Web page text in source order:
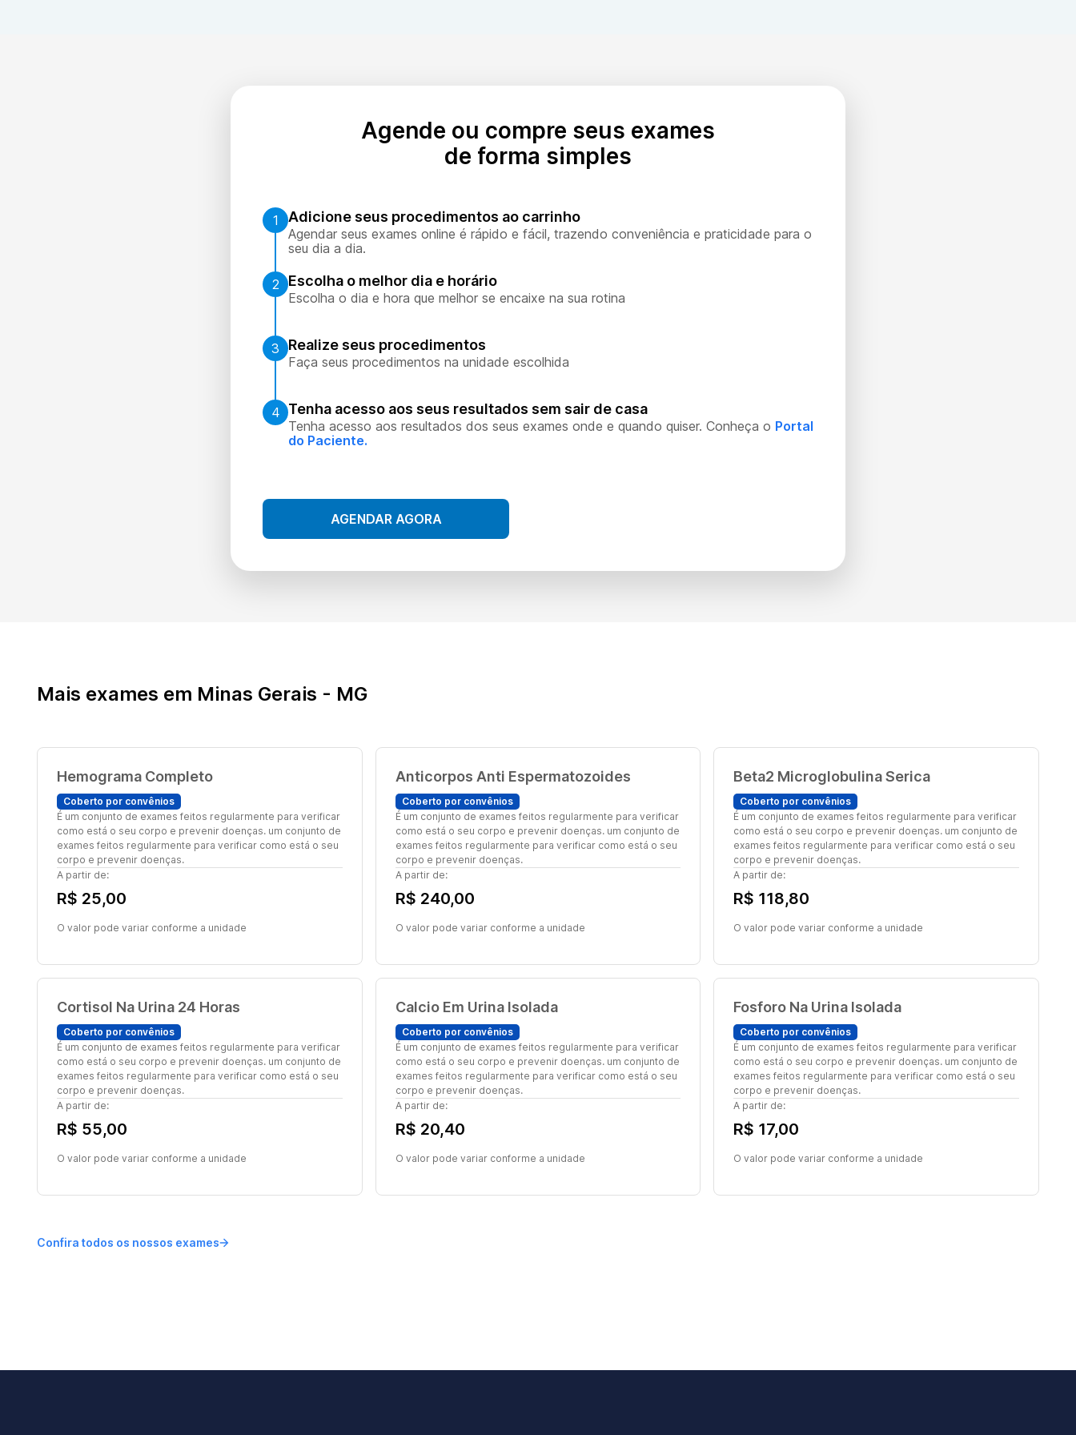
Agende ou compre seus exames
de forma simples
1 Adicione seus procedimentos ao carrinho
Agendar seus exames online é rápido e fácil, trazendo conveniência e praticidade para o
seu dia a dia.
2 Escolha o melhor dia e horário
Escolha o dia e hora que melhor se encaixe na sua rotina
3 Realize seus procedimentos
Faça seus procedimentos na unidade escolhida
4 Tenha acesso aos seus resultados sem sair de casa
Tenha acesso aos resultados dos seus exames onde e quando quiser. Conheça o Portal
do Paciente.
AGENDAR AGORA
Mais exames em Minas Gerais - MG
Hemograma Completo
Coberto por convênios
É um conjunto de exames feitos regularmente para verificar
como está o seu corpo e prevenir doenças. um conjunto de
exames feitos regularmente para verificar como está o seu
corpo e prevenir doenças.
A partir de:
R$ 25,00
O valor pode variar conforme a unidade
Anticorpos Anti Espermatozoides
Coberto por convênios
É um conjunto de exames feitos regularmente para verificar
como está o seu corpo e prevenir doenças. um conjunto de
exames feitos regularmente para verificar como está o seu
corpo e prevenir doenças.
A partir de:
R$ 240,00
O valor pode variar conforme a unidade
Beta2 Microglobulina Serica
Coberto por convênios
É um conjunto de exames feitos regularmente para verificar
como está o seu corpo e prevenir doenças. um conjunto de
exames feitos regularmente para verificar como está o seu
corpo e prevenir doenças.
A partir de:
R$ 118,80
O valor pode variar conforme a unidade
Cortisol Na Urina 24 Horas
Coberto por convênios
É um conjunto de exames feitos regularmente para verificar
como está o seu corpo e prevenir doenças. um conjunto de
exames feitos regularmente para verificar como está o seu
corpo e prevenir doenças.
A partir de:
R$ 55,00
O valor pode variar conforme a unidade
Calcio Em Urina Isolada
Coberto por convênios
É um conjunto de exames feitos regularmente para verificar
como está o seu corpo e prevenir doenças. um conjunto de
exames feitos regularmente para verificar como está o seu
corpo e prevenir doenças.
A partir de:
R$ 20,40
O valor pode variar conforme a unidade
Fosforo Na Urina Isolada
Coberto por convênios
É um conjunto de exames feitos regularmente para verificar
como está o seu corpo e prevenir doenças. um conjunto de
exames feitos regularmente para verificar como está o seu
corpo e prevenir doenças.
A partir de:
R$ 17,00
O valor pode variar conforme a unidade
Confira todos os nossos exames